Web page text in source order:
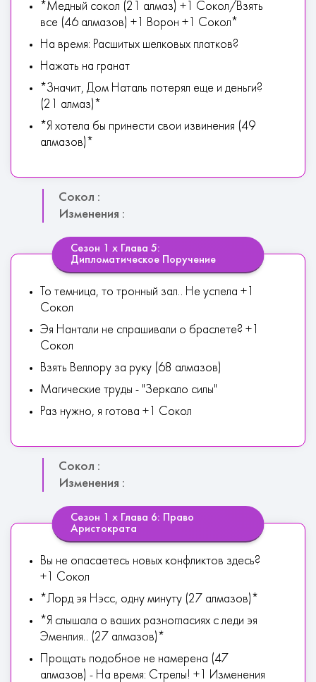
*Медный сокол (21 алмаз) +1 Сокол/Взять
все (46 алмазов) +1 Ворон +1 Сокол*
На время: Расшитых шелковых платков?
Нажать на гранат
*Значит, Дом Наталь потерял еще и деньги?
(21 алмаз)*
*Я хотела бы принести свои извинения (49
алмазов)*
Сокол :
Изменения :
Сезон 1 х Глава 5:
Дипломатическое Поручение
То темница, то тронный зал.. Не успела +1
Сокол
Эя Нантали не спрашивали о браслете? +1
Сокол
Взять Веллору за руку (68 алмазов)
Магические труды - "Зеркало силы"
Раз нужно, я готова +1 Сокол
Сокол :
Изменения :
Сезон 1 х Глава 6: Право
Аристократа
Вы не опасаетесь новых конфликтов здесь?
+1 Сокол
*Лорд эя Нэсс, одну минуту (27 алмазов)*
*Я слышала о ваших разногласиях с леди эя
Эменлия.. (27 алмазов)*
Прощать подобное не намерена (47
алмазов) - На время: Стрелы! +1 Изменения